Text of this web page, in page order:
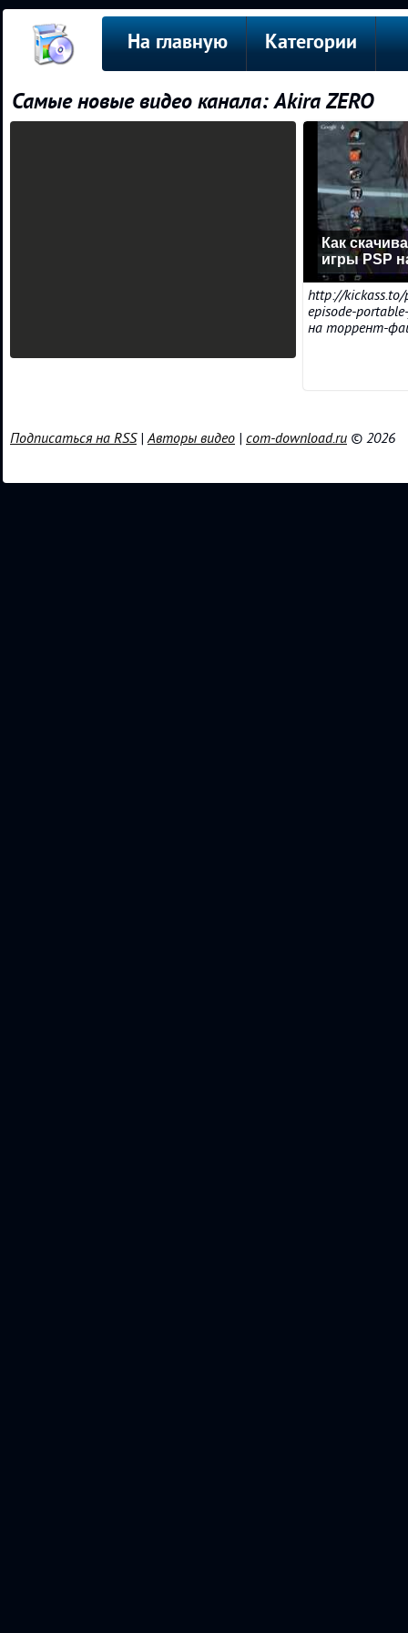
На главную Категории
Самые новые видео канала: Akira ZERO
Как
игры PSP
http://kickass.to/
episode-
на торрент-
Подписаться на RSS|Авторы видео | com-download.ru © 2026